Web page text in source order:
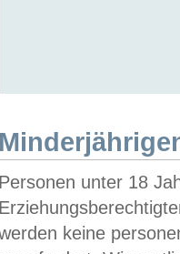
Personen unter 18
keine